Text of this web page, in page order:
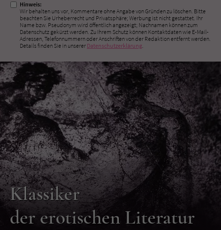
Hinweis:
Wir behalten uns vor, Kommentare ohne Angabe von Gründen zu löschen. Bitte
beachten Sie Urheberrecht und Privatsphäre; Werbung ist nicht gestattet. Ihr
Name bzw. Pseudonym wird öffentlich angezeigt; Nachnamen können zum
Datenschutz gekürzt werden. Zu Ihrem Schutz können Kontaktdaten wie E-Mail-
Adressen, Telefonnummern oder Anschriften von der Redaktion entfernt werden.
Details finden Sie in unserer Datenschutzerklärung.
Klassiker
der erotischen Literatur